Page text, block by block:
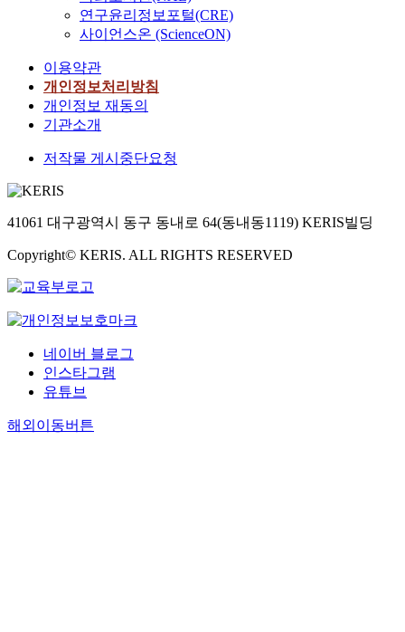
연구윤리정보포털(CRE)
사이언스온 (ScienceON)
이용약관
개인정보처리방침
개인정보 재동의
기관소개
저작물 게시중단요청
41061 대구광역시 동구 동내로 64(동내동1119) KERIS빌딩
Copyright© KERIS. ALL RIGHTS RESERVED
네이버 블로그
인스타그램
유튜브
해외이동버튼